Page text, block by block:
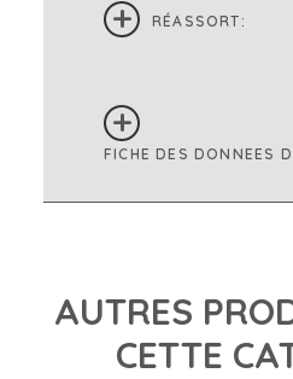
RÉASSORT:
FICHE DES DONNEES
AUTRES
CETTE